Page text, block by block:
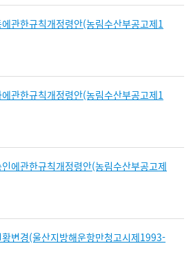
관한규칙개정령안(농림수산부공고제1
관한규칙개정령안(농림수산부공고제1
에관한규칙개정령안(농림수산부공고제
변경(울산지방해운항만청고시제1993-